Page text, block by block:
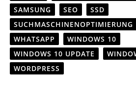
SAMSUNG
SEO
SSD
SUCHMASCHINENOPTIMIERUNG
WHATSAPP
WINDOWS 10
WINDOWS 10 UPDATE
WORDPRESS